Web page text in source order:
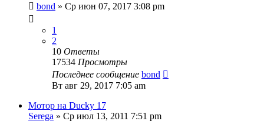
bond » Ср июн 07, 2017 3:08 pm
1
2
10 Ответы
17534 Просмотры
Последнее сообщение bond
Вт авг 29, 2017 7:05 am
Мотор на Ducky 17
Serega » Ср июл 13, 2011 7:51 pm